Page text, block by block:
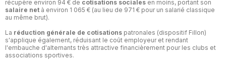
récupère environ 94 € de cotisations sociales en moins, portant son
salaire net à environ 1 065 € (au lieu de 971 € pour un salarié classique
au même brut).
La réduction générale de cotisations patronales (dispositif Fillon)
s'applique également, réduisant le coût employeur et rendant
l'embauche d'alternants très attractive financièrement pour les clubs et
associations sportives.